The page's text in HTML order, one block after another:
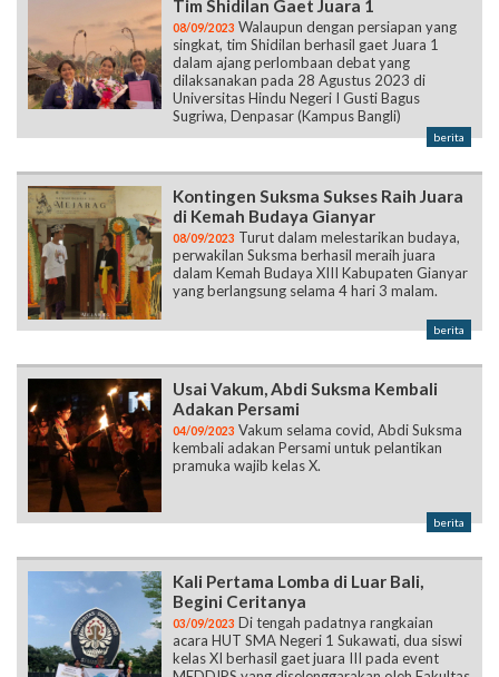
Tim Shidilan Gaet Juara 1
08/09/2023 Walaupun dengan persiapan yang
singkat, tim Shidilan berhasil gaet Juara 1
dalam ajang perlombaan debat yang
dilaksanakan pada 28 Agustus 2023 di
Universitas Hindu Negeri I Gusti Bagus
Sugriwa, Denpasar (Kampus Bangli)
berita
Kontingen Suksma Sukses Raih Juara
di Kemah Budaya Gianyar
08/09/2023 Turut dalam melestarikan budaya,
perwakilan Suksma berhasil meraih juara
dalam Kemah Budaya XIII Kabupaten Gianyar
yang berlangsung selama 4 hari 3 malam.
berita
Usai Vakum, Abdi Suksma Kembali
Adakan Persami
04/09/2023 Vakum selama covid, Abdi Suksma
kembali adakan Persami untuk pelantikan
pramuka wajib kelas X.
berita
Kali Pertama Lomba di Luar Bali,
Begini Ceritanya
03/09/2023 Di tengah padatnya rangkaian
acara HUT SMA Negeri 1 Sukawati, dua siswi
kelas XI berhasil gaet juara III pada event